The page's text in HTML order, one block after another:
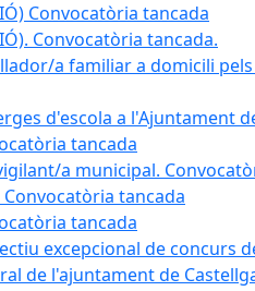
Convocatòria tancada
Convocatòria tancada.
a familiar a domicili
d'escola a l'Ajuntament
tancada
a municipal.
tancada
tancada
excepcional de concurs
de l'ajuntament de